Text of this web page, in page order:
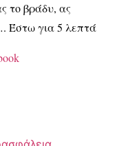
το βράδυ, ας
Έστω για 5 λεπτά